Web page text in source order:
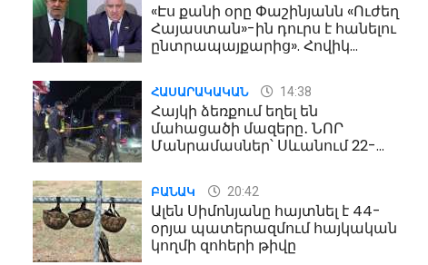
«Էս քանի օրը Փաշինյանն «Ուժեղ
Հայաստան»-ին դուրս է հանելու
ընտրապայքարից». Հովիկ
ՀԱՍԱՐԱԿԱԿԱՆ 14:38
Հայկի ձեռքում եղել են
մահացածի մազերը․ ՆՈՐ
Մանրամասներ՝ Սևանում 22-
ԲԱՆԱԿ 20:42
Ալեն Սիմոնյանը հայտնել է 44-
օրյա պատերազմում հայկական
կողմի զոհերի թիվը